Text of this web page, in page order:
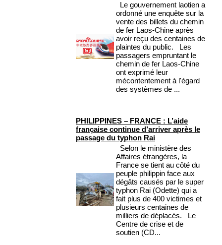
Le gouvernement laotien a
ordonné une enquête sur la
vente des billets du chemin
de fer Laos-Chine après
avoir reçu des centaines de
plaintes du public. Les
passagers empruntant le
chemin de fer Laos-Chine
ont exprimé leur
mécontentement à l'égard
des systèmes de ...
PHILIPPINES – FRANCE : L’aide
française continue d’arriver après le
passage du typhon Rai
Selon le ministère des
Affaires étrangères, la
France se tient au côté du
peuple philippin face aux
dégâts causés par le super
typhon Rai (Odette) qui a
fait plus de 400 victimes et
plusieurs centaines de
milliers de déplacés. Le
Centre de crise et de
soutien (CD...